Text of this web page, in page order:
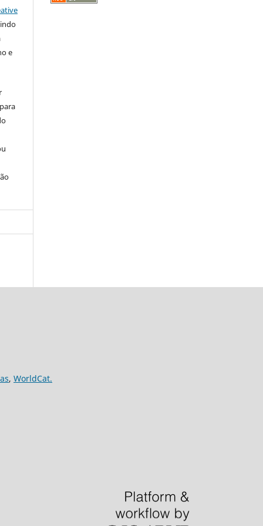
e
, WorldCat.